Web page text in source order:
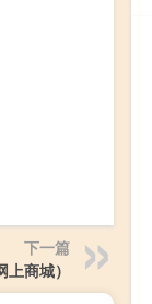
下一篇
商城）